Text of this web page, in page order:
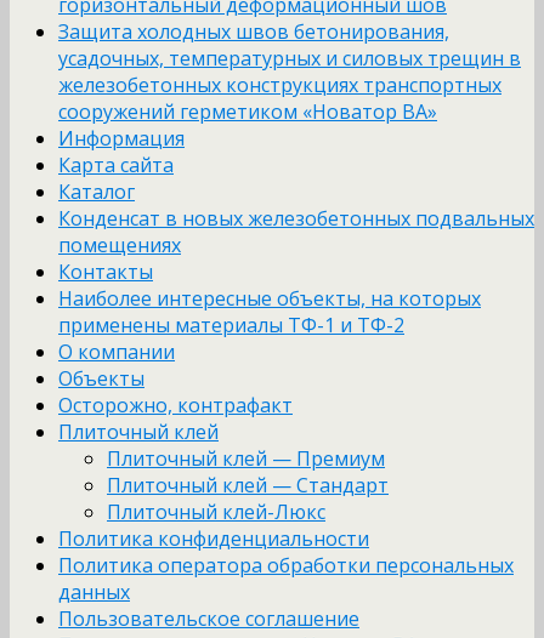
Защита холодных швов бетонирования,
усадочных, температурных и силовых трещин в
железобетонных конструкциях транспортных
сооружений герметиком «Новатор ВА»
Информация
Карта сайта
Каталог
Конденсат в новых железобетонных подвальных
помещениях
Контакты
Наиболее интересные объекты, на которых
применены материалы ТФ-1 и ТФ-2
О компании
Объекты
Осторожно, контрафакт
Плиточный клей
Плиточный клей — Премиум
Плиточный клей — Стандарт
Плиточный клей-Люкс
Политика конфиденциальности
Политика оператора обработки персональных
данных
Пользовательское соглашение